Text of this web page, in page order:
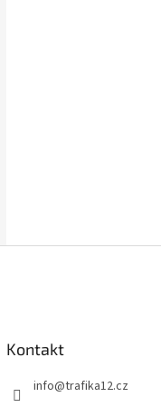
Kontakt
info@trafika12.cz